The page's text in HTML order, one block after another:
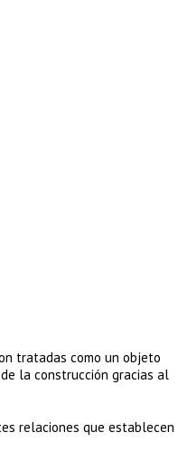
tratadas como un objeto
la construcción gracias al
relaciones que establecen